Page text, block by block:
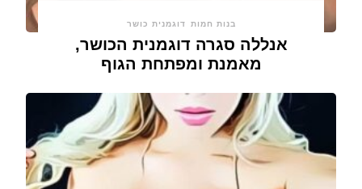
בנות חמות דוגמנית כושר
אנללה סגרה דוגמנית הכושר,
מאמנת ומפתחת הגוף